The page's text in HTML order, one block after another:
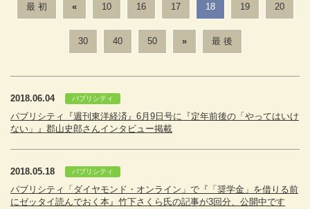
最 初 « 10 16 17 18 19 20
30 40 50 » 最 後
2018.06.04 パブリシティ
パブリシティ『週刊東洋経済』6月9日号に『定年前後の「やってはいけ
ない」』郡山史郎さんインタビュー掲載
2018.05.18 パブリシティ
パブリシティ「ダイヤモンド・オンライン」で『「奨学金」を借りる前
にゼッタイ読んでおく本』竹下さくら氏の記事が3回分、公開中です